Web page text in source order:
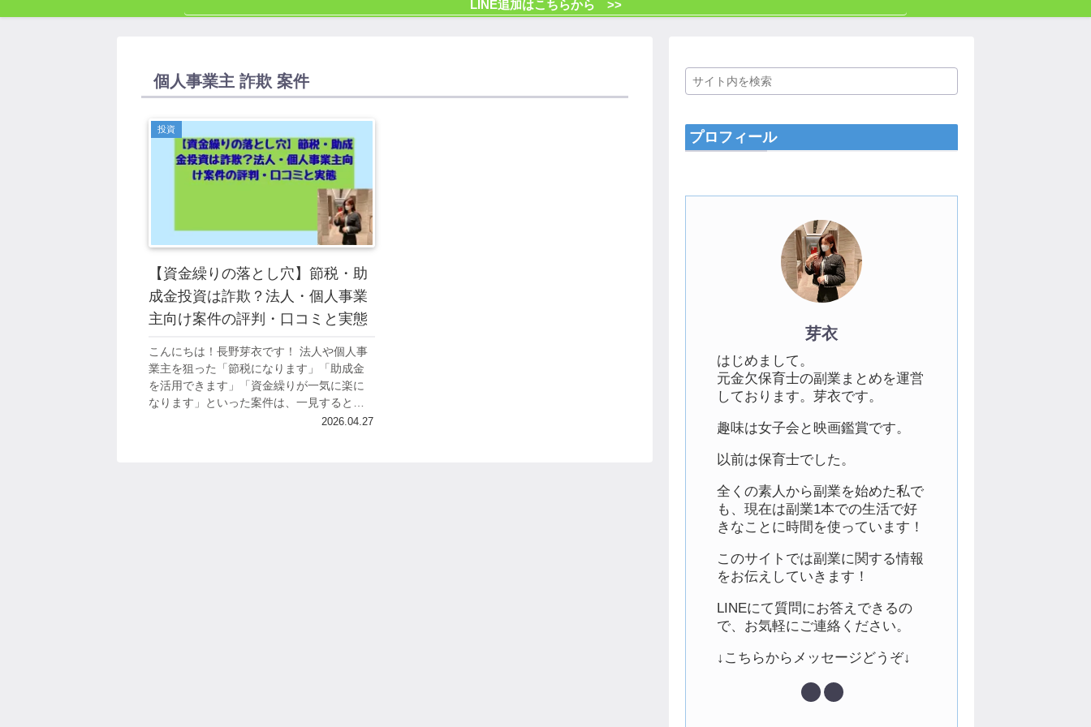
LINE追加はこちらから >>
個人事業主 詐欺 案件
投資
【資金繰りの落とし穴】節税・助
成金投資は詐欺？法人・個人事業
主向け案件の評判・口コミと実態
こんにちは！長野芽衣です！ 法人や個人事
業主を狙った「節税になります」「助成金
を活用できます」「資金繰りが一気に楽に
なります」といった案件は、一見すると魅
力的に見えます。 ですが、その甘い言葉の
2026.04.27
プロフィール
芽衣
はじめまして。
元金欠保育士の副業まとめを運営
しております。芽衣です。
趣味は女子会と映画鑑賞です。
以前は保育士でした。
全くの素人から副業を始めた私で
も、現在は副業1本での生活で好
きなことに時間を使っています！
このサイトでは副業に関する情報
をお伝えしていきます！
LINEにて質問にお答えできるの
で、お気軽にご連絡ください。
↓こちらからメッセージどうぞ↓